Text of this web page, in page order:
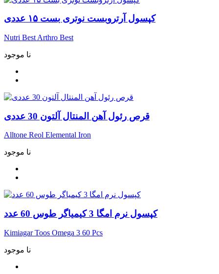
کپسول آرتروبست نوتری بست ۱۵ عددی
Nutri Best Arthro Best
نا موجود
قرص رئول آهن المنتال آلتون 30 عددی
Alltone Reol Elemental Iron
نا موجود
کپسول نرم امگا 3 کیمیاگر طوس 60 عدد
Kimiagar Toos Omega 3 60 Pcs
نا موجود